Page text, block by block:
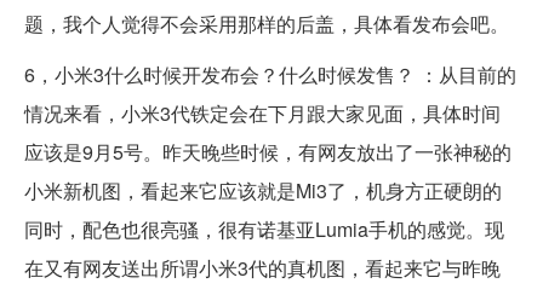
题，我个人觉得不会采用那样的后盖，具体看发布会吧。
6，小米3什么时候开发布会？什么时候发售？ ：从目前的
情况来看，小米3代铁定会在下月跟大家见面，具体时间
应该是9月5号。昨天晚些时候，有网友放出了一张神秘的
小米新机图，看起来它应该就是Mi3了，机身方正硬朗的
同时，配色也很亮骚，很有诺基亚Lumia手机的感觉。现
在又有网友送出所谓小米3代的真机图，看起来它与昨晚